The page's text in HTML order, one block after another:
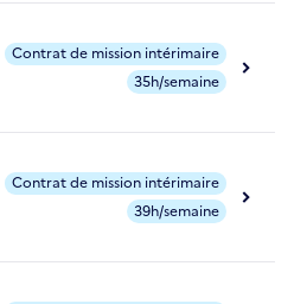
Contrat de mission intérimaire
35h/semaine
Contrat de mission intérimaire
39h/semaine